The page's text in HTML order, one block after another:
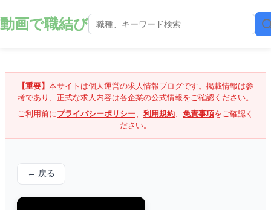
動画で職結び
【重要】 本サイトは個人運営の求人情報ブログです。掲載情報は参
考であり、正式な求人内容は各企業の公式情報をご確認ください。
ご利用前にプライバシーポリシー、 利用規約、 免責事項をご確認く
ださい。
← 戻る